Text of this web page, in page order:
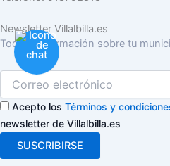
Newsletter Villalbilla.es
Toda la información sobre tu
Acepto los Términos y
newsletter de Villalbilla.es
SUSCRIBIRSE